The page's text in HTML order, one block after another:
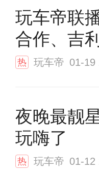
玩车帝联
合作、吉
热 玩车帝 01-19
夜晚最靓
玩嗨了
热 玩车帝 01-12